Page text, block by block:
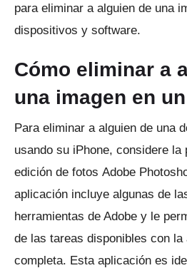
para eliminar a alguien de una
dispositivos y software.
Cómo eliminar a
una imagen en
Para eliminar a alguien de una
usando su iPhone, considere la
edición de fotos Adobe
aplicación incluye algunas de
herramientas de Adobe y le
de las tareas disponibles con la
completa. Esta aplicación es